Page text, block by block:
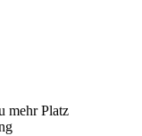
mehr Platz